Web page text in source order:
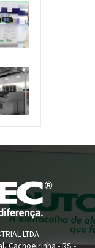
LTDA
Cachoeirinha - RS -